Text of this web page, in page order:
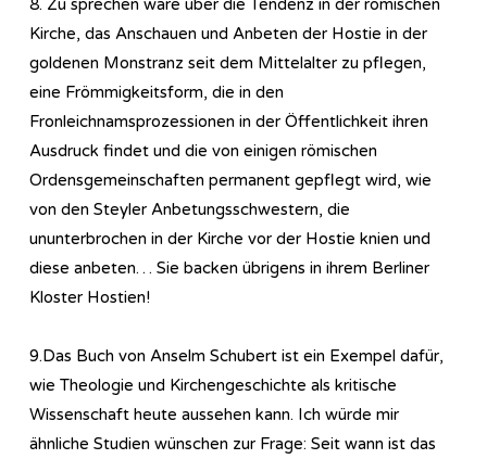
8. Zu sprechen wäre über die Tendenz in der römischen
Kirche, das Anschauen und Anbeten der Hostie in der
goldenen Monstranz seit dem Mittelalter zu pflegen,
eine Frömmigkeitsform, die in den
Fronleichnamsprozessionen in der Öffentlichkeit ihren
Ausdruck findet und die von einigen römischen
Ordensgemeinschaften permanent gepflegt wird, wie
von den Steyler Anbetungsschwestern, die
ununterbrochen in der Kirche vor der Hostie knien und
diese anbeten… Sie backen übrigens in ihrem Berliner
Kloster Hostien!
9.Das Buch von Anselm Schubert ist ein Exempel dafür,
wie Theologie und Kirchengeschichte als kritische
Wissenschaft heute aussehen kann. Ich würde mir
ähnliche Studien wünschen zur Frage: Seit wann ist das